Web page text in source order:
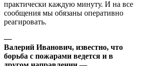
практически каждую минуту. И на все
сообщения мы обязаны оперативно
реагировать.
—
Валерий Иванович, известно, что
борьба с пожарами ведется и в